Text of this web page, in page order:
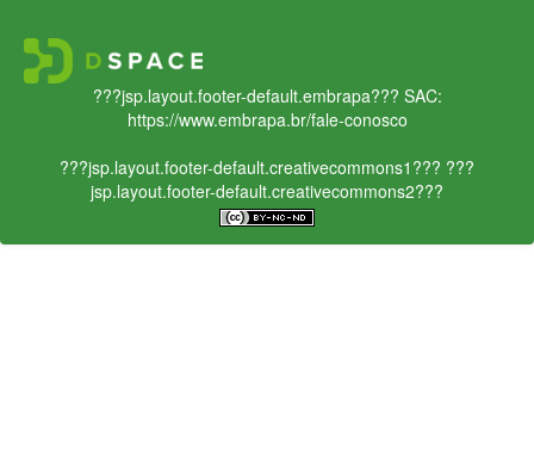
???jsp.layout.footer-default.embrapa??? SAC:
https://www.embrapa.br/fale-conosco
???jsp.layout.footer-default.creativecommons1??? ???
jsp.layout.footer-default.creativecommons2???